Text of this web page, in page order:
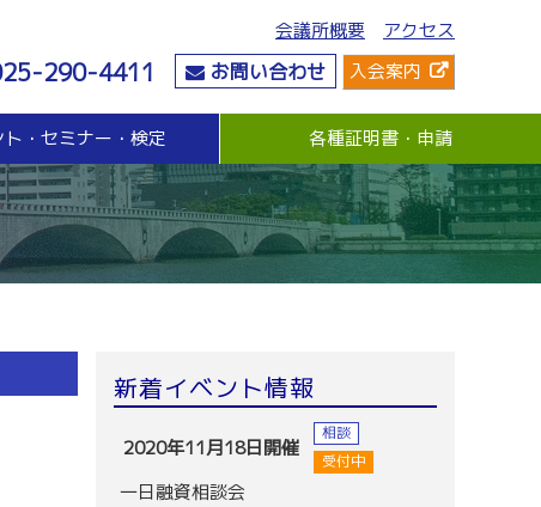
会議所概要 アクセス
290-4411 お問い合わせ 入会案内
資金・融資
無担保・無保証人融資
各種融資制度紹介
社会情勢
要望・提言
地域活性化
危機管理
危機管理支援（無料窓口相談）
与信管理支援(あんしん取引情報提供事業)
ビジネス総合保険制度
売上債権保全制度（グループ取引信用保険）
業務災害補償プラン
休業補償プラン
ト・セミナー・検定 各種証明書・申請
新着イベント情報
2020年11月18日開催
相談
受付中
一日融資相談会